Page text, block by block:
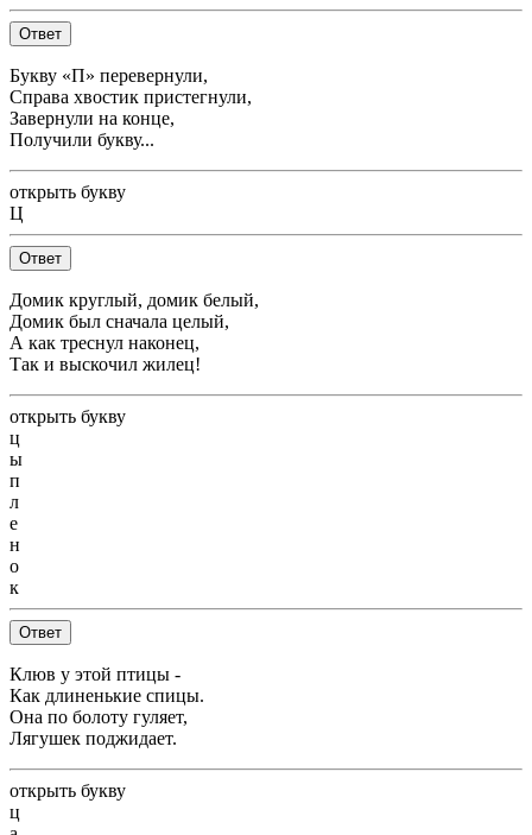
Ответ
Букву «П» перевернули,
Справа хвостик пристегнули,
Завернули на конце,
Получили букву...
открыть букву
Ц
Ответ
Домик круглый, домик белый,
Домик был сначала целый,
А как треснул наконец,
Так и выскочил жилец!
открыть букву
ц
ы
п
л
е
н
о
к
Ответ
Клюв у этой птицы -
Как длиненькие спицы.
Она по болоту гуляет,
Лягушек поджидает.
открыть букву
ц